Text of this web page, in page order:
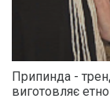
Припинда -
виготовляє